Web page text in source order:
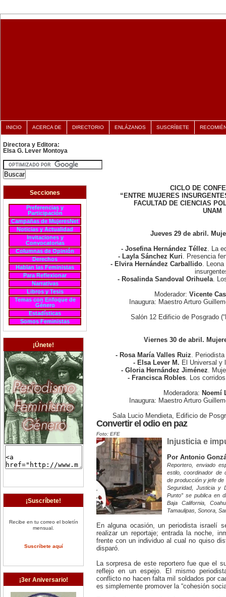
INICIO ACERCA DE DIRECTORIO ENLÁZANOS SUSCRÍBETE
Directora y Editora:
Elsa G. Lever Montoya
Secciones
Preferencias y
Participación
Campañas de MujeresNet
Noticias y Actualidad
Invitaciones y
Convocatorias
Columnas de Opinión
Derechos
Hablan las Feministas
Para Reflexionar
Narrativas
Libros y Tesis
Temas con Enfoque de
Género
Estadísticas
Somos Feministas
¡Únete!
¡Suscríbete!
Recibe en tu correo el boletín
mensual.
Suscríbete aquí
¡3er Aniversario!
CICLO DE
“ENTRE MUJERES
FACULTAD DE CIENCIAS
UNAM
Jueves 29 de abril.
- Josefina Hernández Téllez . La
- Layla Sánchez Kuri . Presencia
- Elvira Hernández Carballido .
- Rosalinda Sandoval Orihuela.
Moderador: Vicente
Inaugura: Maestro Arturo
Salón 12 Edificio de Posgrado
Viernes 30 de abril.
- Rosa María Valles Ruiz .
- Elsa Lever M. El Universal y
- Gloria Hernández Jiménez .
- Francisca Robles . Los
Moderadora: Noemí
Inaugura: Maestro Arturo
Sala Lucio Mendieta, Edificio de
Convertir el odio en paz
Foto: EFE
Injusticia e
Por Antonio
Reportero, enviado
estilo, coordinador de
de producción y jefe
Seguridad, Justicia y
Punto” se publica en
Baja California,
Tamaulipas, Sonora,
En alguna ocasión, un periodista israelí
realizar un reportaje; entrada la noche,
frente con un individuo al cual no quiso
disparó.
La sorpresa de este reportero fue que el
reflejo en un espejo. El mismo
conflicto no hacen falta mil soldados por
es simplemente promover la “cohesión